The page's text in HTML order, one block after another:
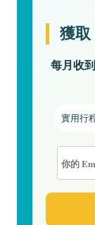
獲
每月收
實用行